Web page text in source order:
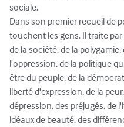
sociale.
Dans son premier recueil de
touchent les gens. Il traite
de la société, de la
l'oppression, de la politique
être du peuple, de la
liberté d'expression, de la
dépression, des préjugés, de
idéaux de beauté, des